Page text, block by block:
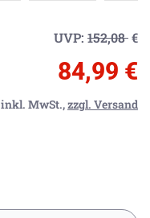
UVP: 152,08€
84,99 €
inkl. MwSt.,zzgl. Versand